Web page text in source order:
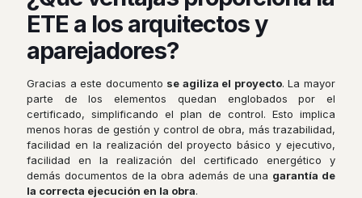
ETE a los arquitectos y
aparejadores?
Gracias a este documento se agiliza el proyecto. La mayor
parte de los elementos quedan englobados por el
certificado, simplificando el plan de control. Esto implica
menos horas de gestión y control de obra, más trazabilidad,
facilidad en la realización del proyecto básico y ejecutivo,
facilidad en la realización del certificado energético y
demás documentos de la obra además de una garantía de
la correcta ejecución en la obra.